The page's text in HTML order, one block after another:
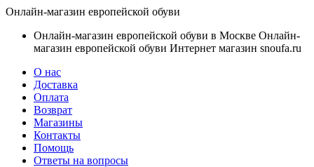
Онлайн-магазин европейской обуви
Онлайн-магазин европейской обуви в Москве Онлайн-
магазин европейской обуви Интернет магазин snoufa.ru
О нас
Доставка
Оплата
Возврат
Магазины
Контакты
Помощь
Ответы на вопросы